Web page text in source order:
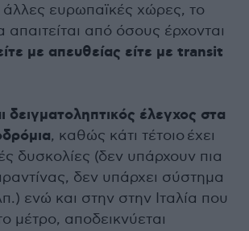
ευρωπαϊκές χώρες, το
από όσους έρχονται
με απευθείας είτε με transit
δειγματοληπτικός έλεγχος στα
, καθώς κάτι τέτοιο έχει
δυσκολίες (δεν υπάρχουν πια
δεν υπάρχει σύστημα
ενώ και στην στην Ιταλία που
μέτρο, αποδεικνύεται